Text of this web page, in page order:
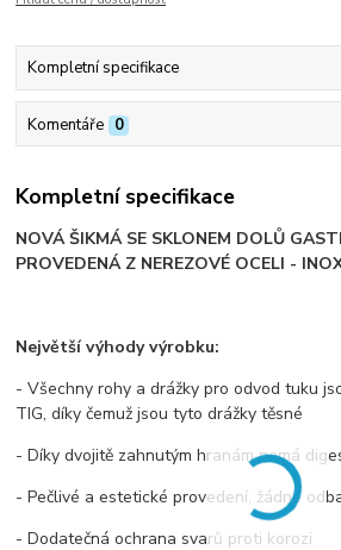
Kompletní specifikace
Komentáře 0
Kompletní specifikace
NOVÁ ŠIKMÁ SE SKLONEM DOLŮ
PROVEDENÁ Z NEREZOVÉ OCELI -
Největší výhody výrobku:
- Všechny rohy a drážky pro odvod tuku
TIG, díky čemuž jsou tyto drážky těsné
- Díky dvojitě zahnutým hranám nemá
- Pečlivé a estetické provedení, žádné
- Dodatečná ochrana svarů proti korozi